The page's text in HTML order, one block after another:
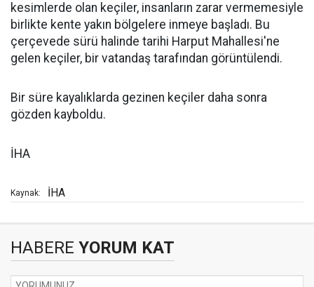
kesimlerde olan keçiler, insanların zarar vermemesiyle
birlikte kente yakın bölgelere inmeye başladı. Bu
çerçevede sürü halinde tarihi Harput Mahallesi'ne
gelen keçiler, bir vatandaş tarafından görüntülendi.
Bir süre kayalıklarda gezinen keçiler daha sonra
gözden kayboldu.
İHA
Kaynak: İHA
HABERE YORUM KAT